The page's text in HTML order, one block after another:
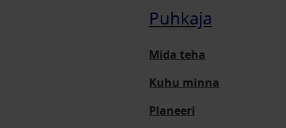
Puhkaja
Mida teha
Kuhu minna
Planeeri